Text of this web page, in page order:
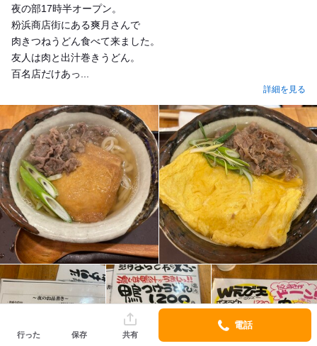
夜の部17時半オープン。
粉浜商店街にある爽月さんで
肉きつねうどん食べて来ました。
友人は肉と出汁巻きうどん。
百名店だけあっ...
詳細を見る
行った 保存 共有
電話